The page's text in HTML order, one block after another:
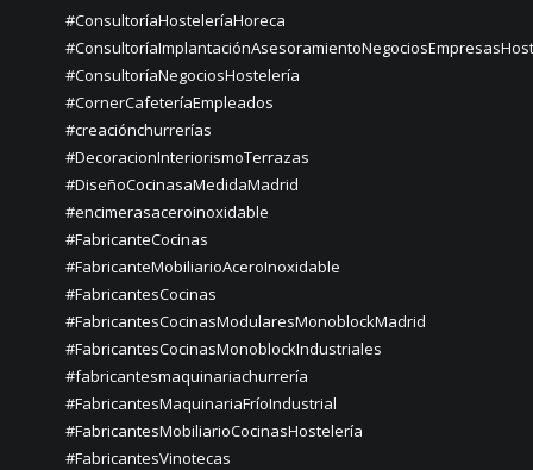
#ConsultoríaHosteleríaHoreca
#ConsultoríaNegociosHostelería
#CornerCafeteríaEmpleados
#creaciónchurrerías
#DecoracionInteriorismoTerrazas
#DiseñoCocinasaMedidaMadrid
#encimerasaceroinoxidable
#FabricanteCocinas
#FabricanteMobiliarioAceroInoxidable
#FabricantesCocinas
#FabricantesCocinasModularesMonoblockMadrid
#FabricantesCocinasMonoblockIndustriales
#fabricantesmaquinariachurrería
#FabricantesMaquinariaFríoIndustrial
#FabricantesMobiliarioCocinasHostelería
#FabricantesVinotecas